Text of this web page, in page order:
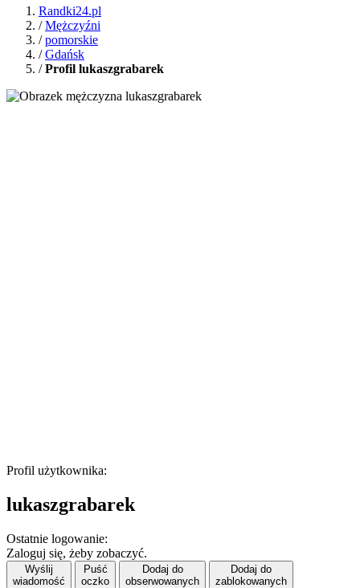
Randki24.pl
/Mężczyźni
/pomorskie
/Gdańsk
/Profil lukaszgrabarek
Profil użytkownika:
lukaszgrabarek
Ostatnie logowanie:
Zaloguj się, żeby zobaczyć.
Wyślij
wiadomość
Puść
oczko
Dodaj do
obserwowanych
Dodaj do
zablokowanych